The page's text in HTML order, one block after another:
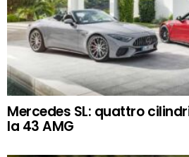
Mercedes SL: quattro
la 43 AMG